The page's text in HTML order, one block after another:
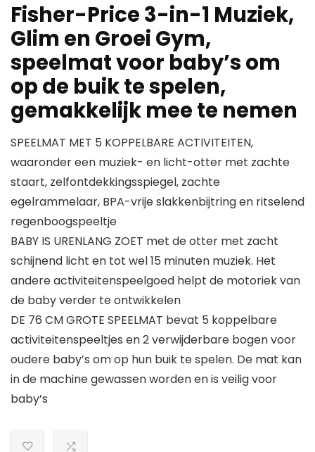
Fisher-Price 3-in-1 Muziek,
Glim en Groei Gym,
speelmat voor baby’s om
op de buik te spelen,
gemakkelijk mee te nemen
SPEELMAT MET 5 KOPPELBARE ACTIVITEITEN,
waaronder een muziek- en licht-otter met zachte
staart, zelfontdekkingsspiegel, zachte
egelrammelaar, BPA-vrije slakkenbijtring en ritselend
regenboogspeeltje
BABY IS URENLANG ZOET met de otter met zacht
schijnend licht en tot wel 15 minuten muziek. Het
andere activiteitenspeelgoed helpt de motoriek van
de baby verder te ontwikkelen
DE 76 CM GROTE SPEELMAT bevat 5 koppelbare
activiteitenspeeltjes en 2 verwijderbare bogen voor
oudere baby’s om op hun buik te spelen. De mat kan
in de machine gewassen worden en is veilig voor
baby’s